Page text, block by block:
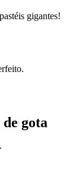
gigantes!
gota